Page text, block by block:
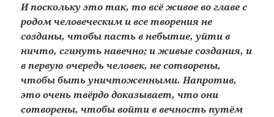
И поскольку это так, то всё живое во главе с
родом человеческим и все творения не
созданы, чтобы пасть в небытие, уйти в
ничто, сгинуть навечно; и живые создания, и
в первую очередь человек, не сотворены,
чтобы быть уничтоженными. Напротив,
это очень твёрдо доказывает, что они
сотворены, чтобы войти в вечность путём